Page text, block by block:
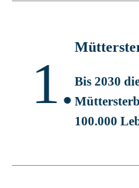
1. Bis 2030
100.000